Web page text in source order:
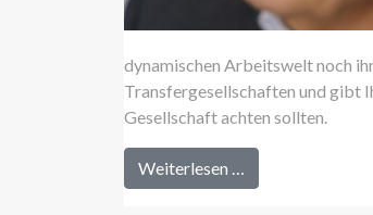
dynamischen Arbeitswelt noch
Transfergesellschaften und gibt
Gesellschaft achten sollten.
Weiterlesen …